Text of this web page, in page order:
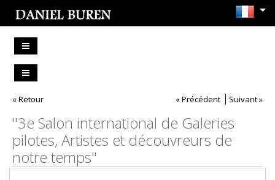
« Retour « Précédent Suivant »
"3e Salon international de Galeries
pilotes, Artistes et découvreurs de
notre temps"